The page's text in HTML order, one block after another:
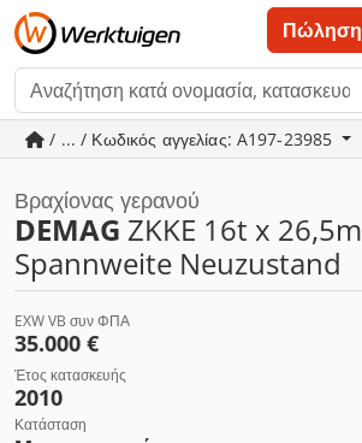
Πώληση
/ ... / Κωδικός αγγελίας: A197-23985
Βραχίονας γερανού
DEMAG ZKKE 16t x 26,5m
Spannweite Neuzustand
EXW VB συν ΦΠΑ
35.000 €
Έτος κατασκευής
2010
Κατάσταση